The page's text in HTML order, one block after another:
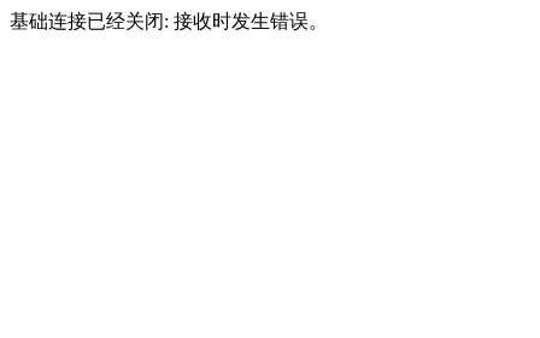
基础连接已经关闭: 接收时发生错误。